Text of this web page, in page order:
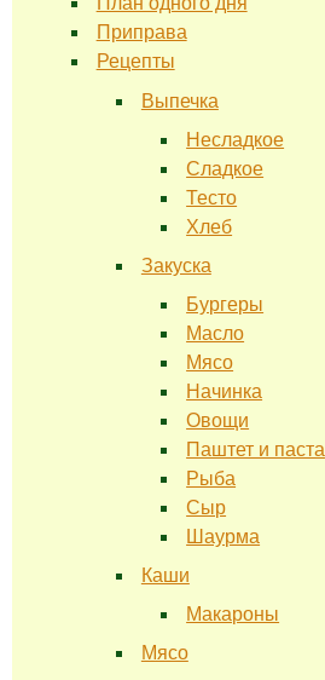
Приправа
Рецепты
Выпечка
Несладкое
Сладкое
Тесто
Хлеб
Закуска
Бургеры
Масло
Мясо
Начинка
Овощи
Паштет и паста
Рыба
Сыр
Шаурма
Каши
Макароны
Мясо